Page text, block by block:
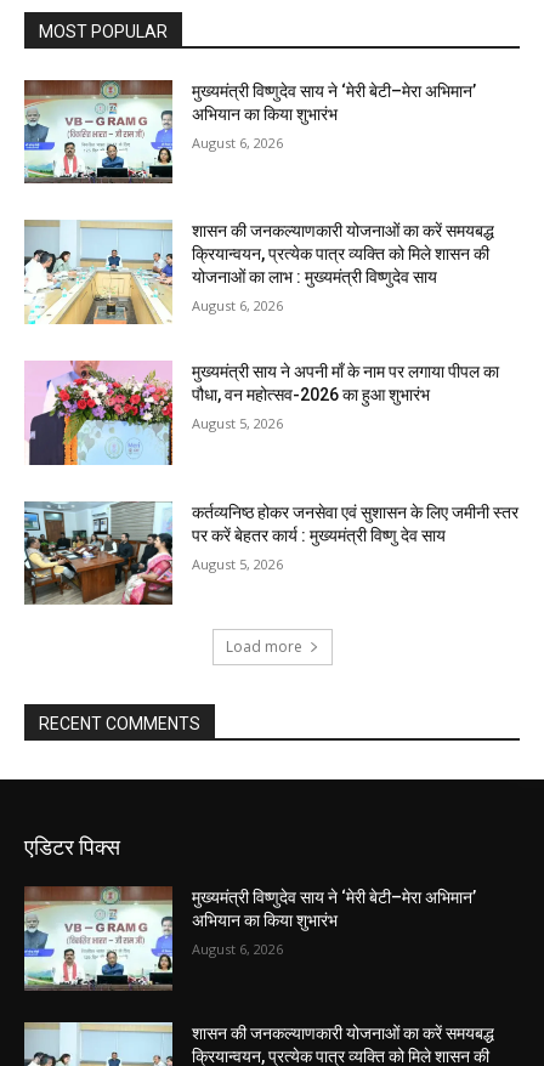
MOST POPULAR
मुख्यमंत्री विष्णुदेव साय ने ‘मेरी बेटी–मेरा अभिमान’
अभियान का किया शुभारंभ
August 6, 2026
शासन की जनकल्याणकारी योजनाओं का करें समयबद्ध
क्रियान्वयन, प्रत्येक पात्र व्यक्ति को मिले शासन की
योजनाओं का लाभ : मुख्यमंत्री विष्णुदेव साय
August 6, 2026
मुख्यमंत्री साय ने अपनी माँ के नाम पर लगाया पीपल का
पौधा, वन महोत्सव-2026 का हुआ शुभारंभ
August 5, 2026
कर्तव्यनिष्ठ होकर जनसेवा एवं सुशासन के लिए जमीनी स्तर
पर करें बेहतर कार्य : मुख्यमंत्री विष्णु देव साय
August 5, 2026
Load more
RECENT COMMENTS
एडिटर पिक्स
मुख्यमंत्री विष्णुदेव साय ने ‘मेरी बेटी–मेरा अभिमान’
अभियान का किया शुभारंभ
August 6, 2026
शासन की जनकल्याणकारी योजनाओं का करें समयबद्ध
क्रियान्वयन, प्रत्येक पात्र व्यक्ति को मिले शासन की